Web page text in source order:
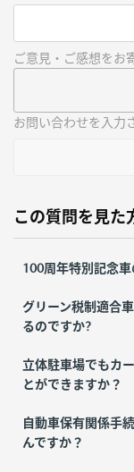
ご意見・ご感想をお
お問い合わせを入力
この質問を見た
100周年特別記念
グリーン税制適合
るのですか?
立体駐車場でもカ
とができますか？
自動車保有関係手
んですか？